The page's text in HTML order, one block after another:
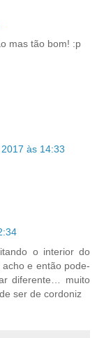
mas tão bom! :p
às 14:33
o interior do
e então pode-
diferente… muito
ser de cordoniz